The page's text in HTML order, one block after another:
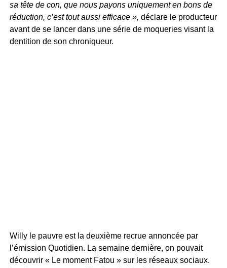
sa tête de con, que nous payons uniquement en bons de
réduction, c’est tout aussi efficace », déclare le producteur
avant de se lancer dans une série de moqueries visant la
dentition de son chroniqueur.
Willy le pauvre est la deuxième recrue annoncée par
l’émission Quotidien. La semaine dernière, on pouvait
découvrir « Le moment Fatou » sur les réseaux sociaux.